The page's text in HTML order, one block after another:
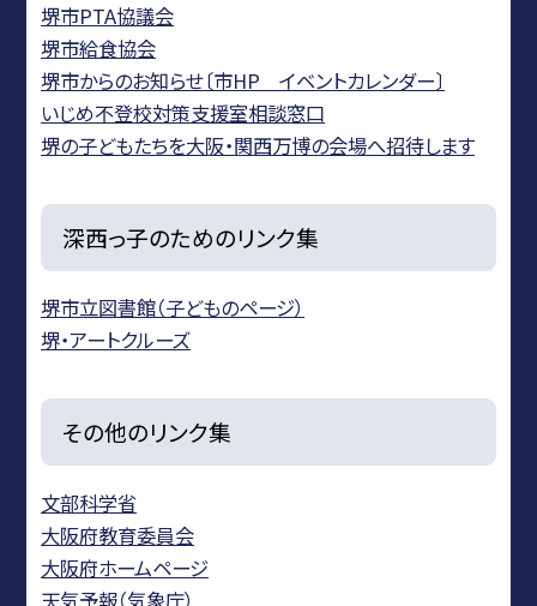
堺市PTA協議会
堺市給食協会
堺市からのお知らせ〔市HP イベントカレンダー〕
いじめ不登校対策支援室相談窓口
堺の子どもたちを大阪・関西万博の会場へ招待します
深西っ子のためのリンク集
堺市立図書館（子どものページ）
堺・アートクルーズ
その他のリンク集
文部科学省
大阪府教育委員会
大阪府ホームページ
天気予報（気象庁）